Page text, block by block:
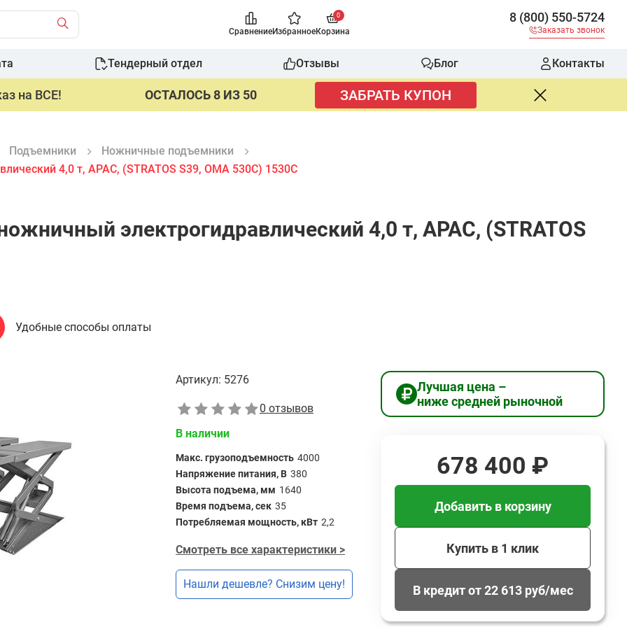
СравнениеИзбранное
0
Корзина
8 (800) 550-5724
Заказать звонок
Тендерный отдел Отзывы Блог Контакты
на ВСЕ! ОСТАЛОСЬ 8 ИЗ 50 ЗАБРАТЬ КУПОН
Подъемники
Ножничные подъемники
4,0 т, APAC, (STRATOS S39, OMA 530C) 1530С
электрогидравлический 4,0 т, APAC, (STRATOS
Удобные способы оплаты
Артикул: 5276
0 отзывов
В наличии
Макс. грузоподъемность 4000
Напряжение питания, В 380
Высота подъема, мм 1640
Время подъема, сек 35
Потребляемая мощность, кВт 2,2
Смотреть все характеристики >
Нашли дешевле? Снизим цену!
Лучшая цена –
ниже средней рыночной
678 400 ₽
Добавить в корзину
Купить в 1 клик
В кредит от 22 613 руб/мес